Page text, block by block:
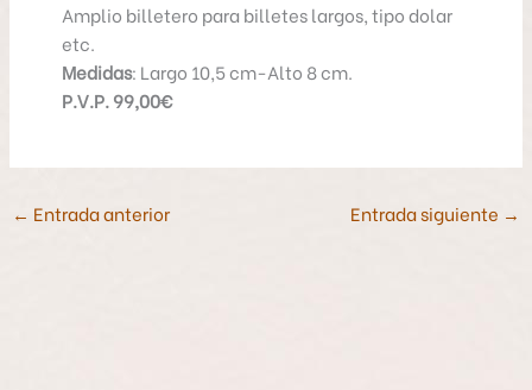
Amplio billetero para billetes largos, tipo dolar
etc.
Medidas: Largo 10,5 cm-Alto 8 cm.
P.V.P. 99,00€
← Entrada anterior Entrada siguiente →